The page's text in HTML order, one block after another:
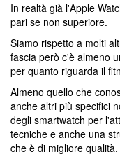
In realtà già l'Apple
pari se non superiore.
Siamo rispetto a molti
fascia però c'è almeno
per quanto riguarda il
Almeno quello che
anche altri più specifici
degli smartwatch per
tecniche e anche una
che è di migliore qualità.